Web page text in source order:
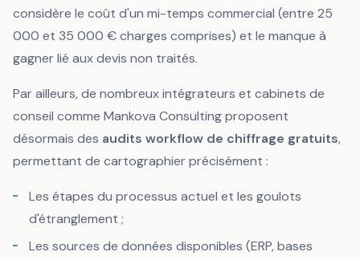
considère le coût d'un mi-temps commercial (entre 25
000 et 35 000 € charges comprises) et le manque à
gagner lié aux devis non traités.
Par ailleurs, de nombreux intégrateurs et cabinets de
conseil comme Mankova Consulting proposent
désormais des audits workflow de chiffrage gratuits,
permettant de cartographier précisément :
Les étapes du processus actuel et les goulots
d'étranglement ;
Les sources de données disponibles (ERP, bases